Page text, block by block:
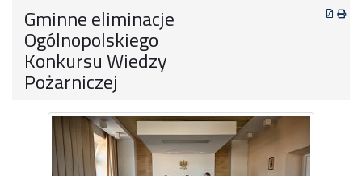
Gminne eliminacje
Ogólnopolskiego
Konkursu Wiedzy
Pożarniczej